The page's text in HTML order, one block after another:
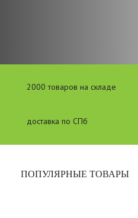
2000 товаров на складе
доставка по СПб
ПОПУЛЯРНЫЕ ТОВАРЫ